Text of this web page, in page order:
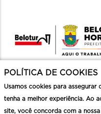
POLÍTICA DE COOKIES
Usamos cookies para assegurar
tenha a melhor experiência. Ao
site, você concorda com a